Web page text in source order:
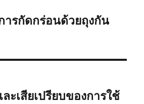
ารกัดกร่อนด้วยถุงกัน
ะเสียเปรียบของการใช้